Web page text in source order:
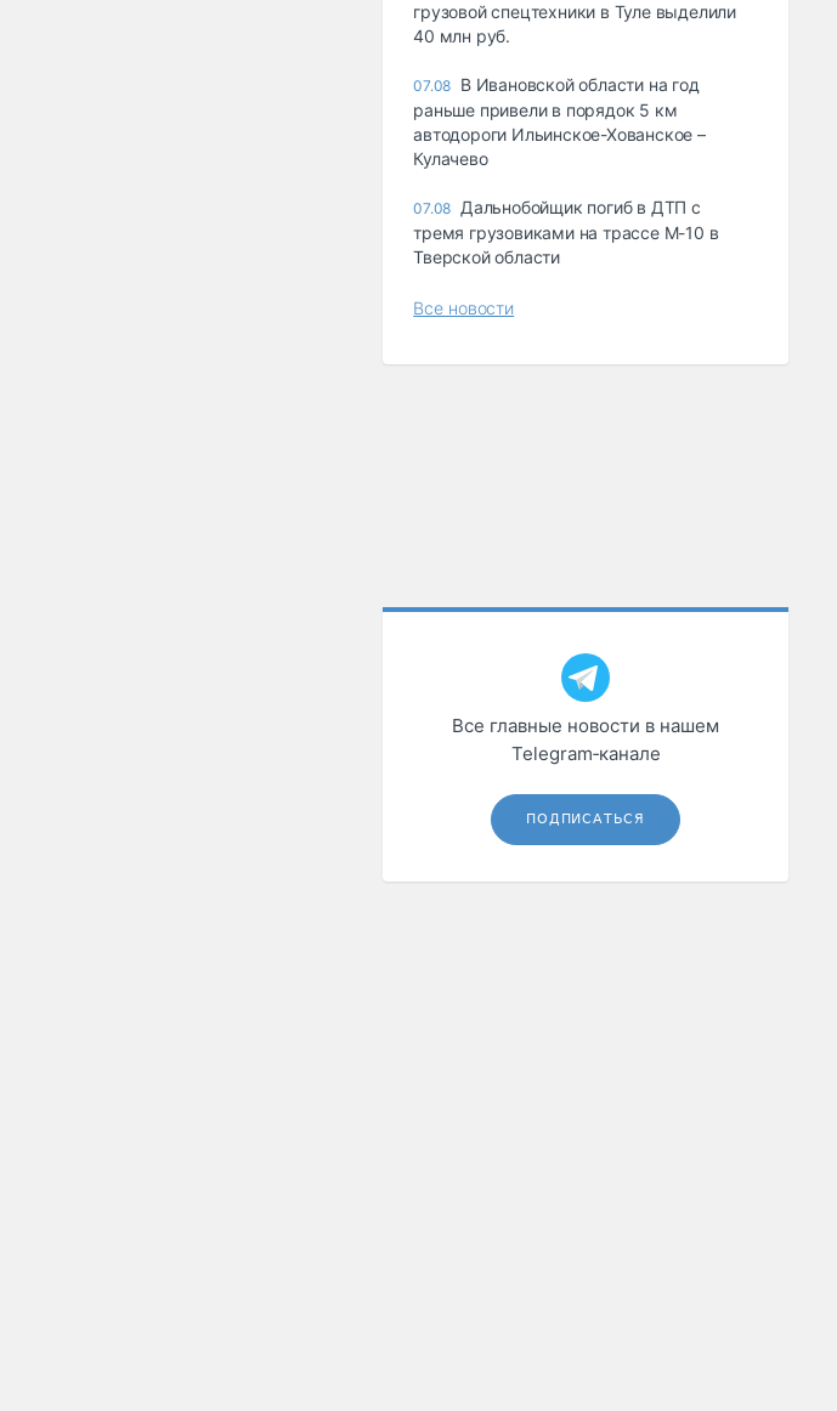
грузовой спецтехники в Туле выделили
40 млн руб.
07.08 В Ивановской области на год
раньше привели в порядок 5 км
автодороги Ильинское-Хованское –
Кулачево
07.08 Дальнобойщик погиб в ДТП с
тремя грузовиками на трассе М-10 в
Тверской области
Все новости
Все главные новости в нашем
Telegram‑канале
ПОДПИСАТЬСЯ